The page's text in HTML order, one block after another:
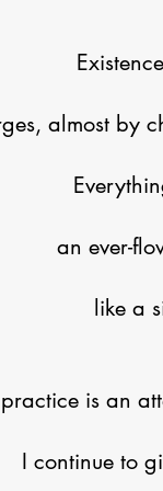
almost by
an ever-
like a
is an
I continue to